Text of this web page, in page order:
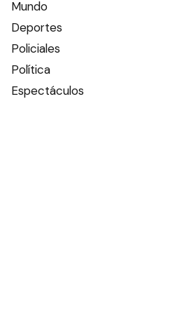
Mundo
Deportes
Policiales
Política
Espectáculos